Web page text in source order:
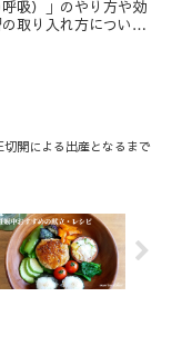
吸）」のやり方や効
取り入れ方について
切開による出産となるまで